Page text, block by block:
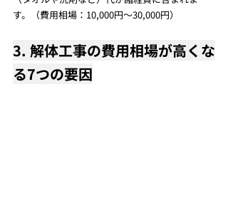
す。（費用相場：10,000円～30,000円）
3. 解体工事の費用相場が高くな
る7つの要因